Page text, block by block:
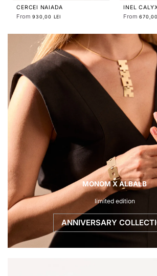
CERCEI NAIADA
From930,00 LEI
INEL
From
MONOM X ALBALB
limited edition
ANNIVERSARY